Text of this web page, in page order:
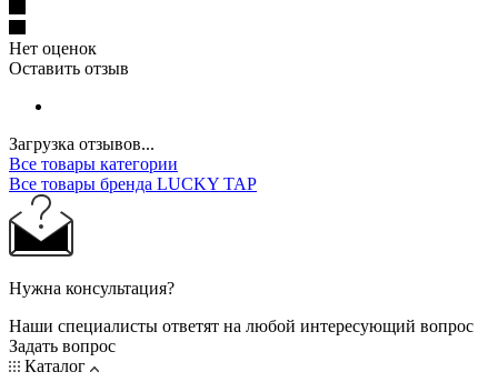
Нет оценок
Оставить отзыв
Загрузка отзывов...
Все товары категории
Все товары бренда LUCKY TAP
Нужна консультация?
Наши специалисты ответят на любой интересующий вопрос
Задать вопрос
Каталог